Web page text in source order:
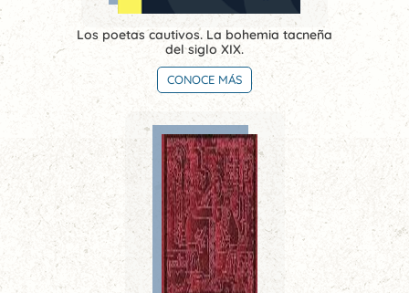
Los poetas cautivos. La bohemia tacneña
del siglo XIX.
CONOCE MÁS